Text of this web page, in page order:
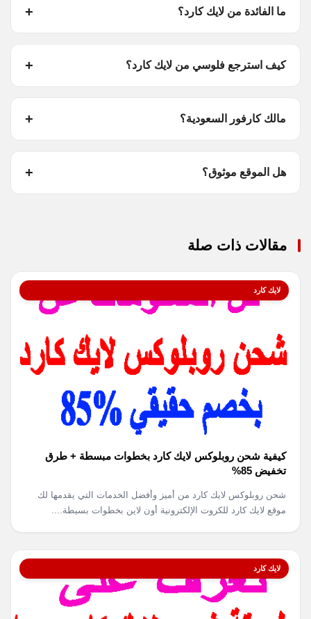
ما الفائدة من لايك كارد؟
كيف استرجع فلوسي من لايك كارد؟
مالك كارفور السعودية؟
هل الموقع موثوق؟
مقالات ذات صلة
لايك كارد
كيفية شحن روبلوکس لايك كارد بخطوات مبسطة + طرق
تخفيض 85%
شحن روبلوکس لايك كارد من أميز وأفضل الخدمات التي يقدمها لك
موقع لايك كارد للكروت الإلكترونية أون لاين بخطوات بسيطة....
لايك كارد